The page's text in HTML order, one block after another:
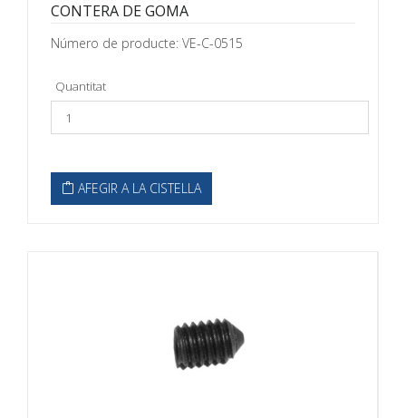
CONTERA DE GOMA
Número de producte: VE-C-0515
Quantitat
AFEGIR A LA CISTELLA